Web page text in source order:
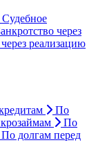
Судебное
через
реализацию
По
По
По долгам перед